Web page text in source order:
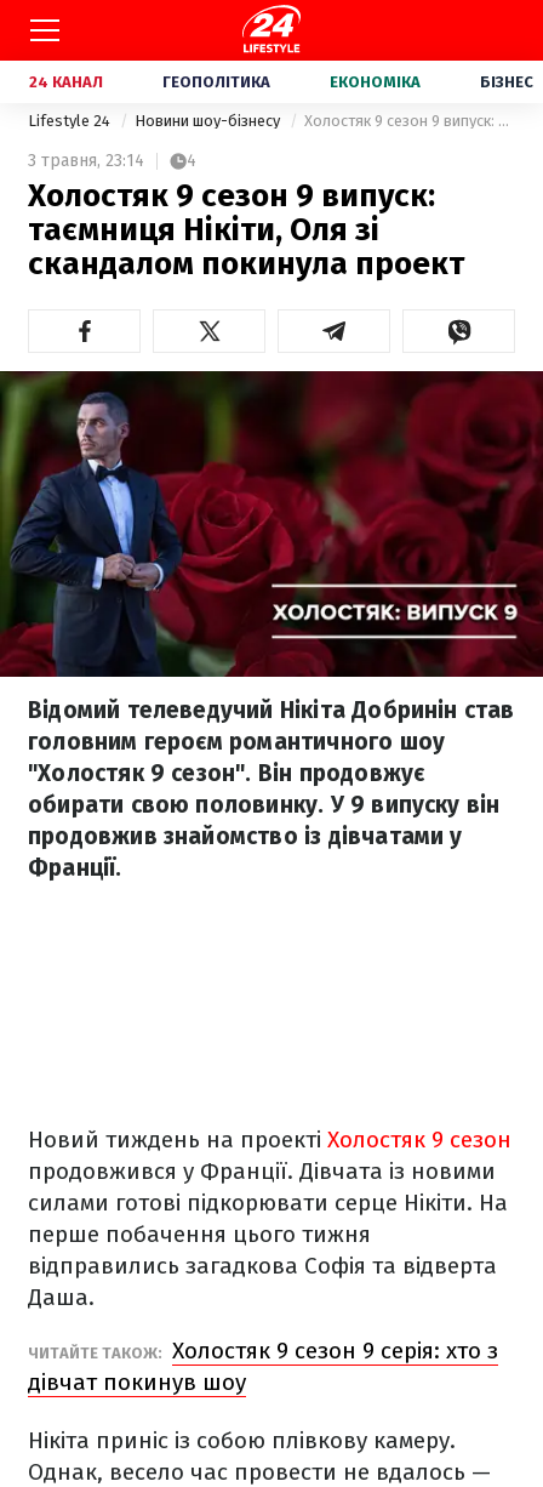
24 КАНАЛ ГЕОПОЛІТИКА ЕКОНОМІКА БІЗНЕС
Lifestyle 24 Новини шоу-бізнесу Холостяк 9 сезон 9 випуск: таємниця Нікіти, Оля зі скандалом покинула проект
3 травня, 23:14 4
Холостяк 9 сезон 9 випуск:
таємниця Нікіти, Оля зі
скандалом покинула проект
Відомий телеведучий Нікіта Добринін став
головним героєм романтичного шоу
"Холостяк 9 сезон". Він продовжує
обирати свою половинку. У 9 випуску він
продовжив знайомство із дівчатами у
Франції.
Новий тиждень на проекті Холостяк 9 сезон
продовжився у Франції. Дівчата із новими
силами готові підкорювати серце Нікіти. На
перше побачення цього тижня
відправились загадкова Софія та відверта
Даша.
ЧИТАЙТЕ ТАКОЖ: Холостяк 9 сезон 9 серія: хто з
дівчат покинув шоу
Нікіта приніс із собою плівкову камеру.
Однак, весело час провести не вдалось —